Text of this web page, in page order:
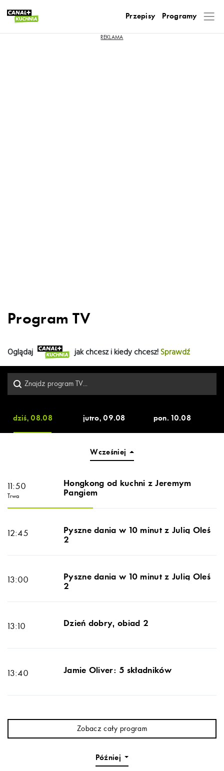
Przepisy Programy
Program TV
Oglądaj jak chcesz i kiedy chcesz!Sprawdź
dziś, 08.08 jutro, 09.08 pon. 10.08
Wcześniej
sob. 08.08
Trwa
11:50
Hongkong od kuchni z Jeremym
Pangiem
12:45
Pyszne dania w 10 minut z Julią Oleś
2
13:00
Pyszne dania w 10 minut z Julią Oleś
2
13:10 Dzień dobry, obiad 2
13:40 Jamie Oliver: 5 składników
Zobacz cały program
Później